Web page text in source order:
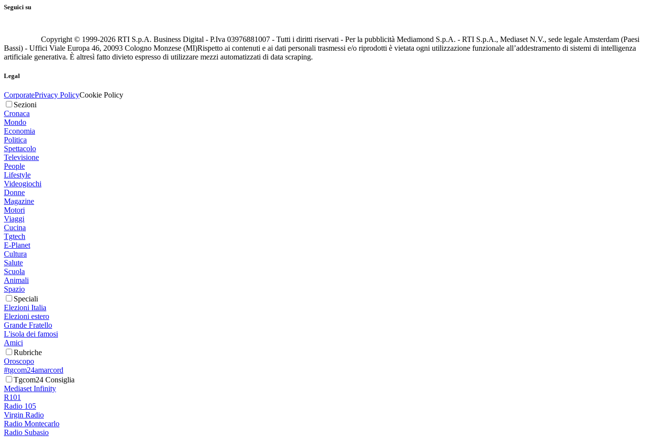
Seguici su
Copyright © 1999-2026 RTI S.p.A. Business Digital - P.Iva 03976881007 - Tutti i diritti riservati - Per la pubblicità Mediamond S.p.A. - RTI S.p.A., Mediaset N.V., sede legale Amsterdam (Paesi
Bassi) - Uffici Viale Europa 46, 20093 Cologno Monzese (MI)Rispetto ai contenuti e ai dati personali trasmessi e/o riprodotti è vietata ogni utilizzazione funzionale all’addestramento di sistemi di intelligenza
artificiale generativa. È altresì fatto divieto espresso di utilizzare mezzi automatizzati di data scraping.
Legal
CorporatePrivacy PolicyCookie Policy
Sezioni
Cronaca
Mondo
Economia
Politica
Spettacolo
Televisione
People
Lifestyle
Videogiochi
Donne
Magazine
Motori
Viaggi
Cucina
Tgtech
E-Planet
Cultura
Salute
Scuola
Animali
Spazio
Speciali
Elezioni Italia
Elezioni estero
Grande Fratello
L'isola dei famosi
Amici
Rubriche
Oroscopo
#tgcom24amarcord
Tgcom24 Consiglia
Mediaset Infinity
R101
Radio 105
Virgin Radio
Radio Montecarlo
Radio Subasio